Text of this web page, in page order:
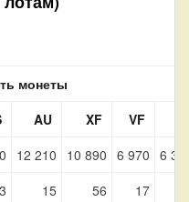
монеты
AU XF VF
12 210 10 890 6 970 6
3 15 56 17